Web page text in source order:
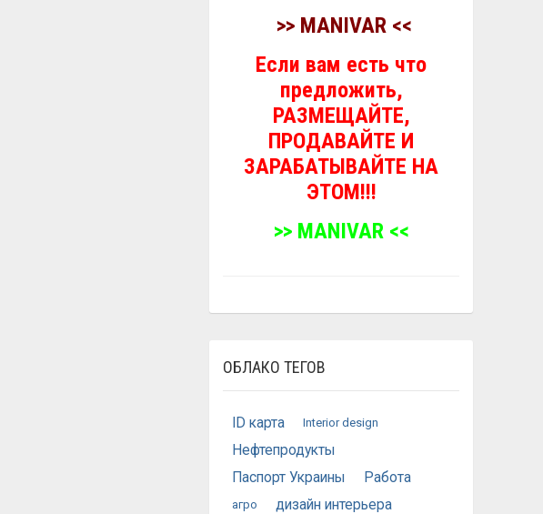
>> MANIVAR <<
Если вам есть что
предложить,
РАЗМЕЩАЙТЕ,
ПРОДАВАЙТЕ И
ЗАРАБАТЫВАЙТЕ НА
ЭТОМ!!!
>> MANIVAR <<
ОБЛАКО ТЕГОВ
ID карта Interior design
Нефтепродукты
Паспорт Украины
Работа
агро дизайн интерьера